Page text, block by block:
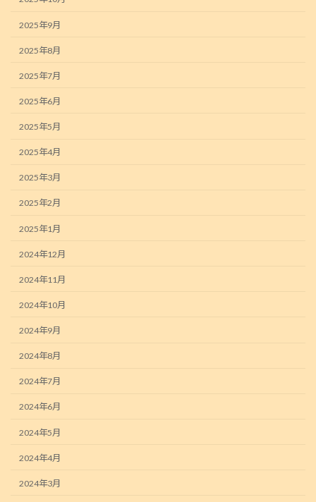
2025年9月
2025年8月
2025年7月
2025年6月
2025年5月
2025年4月
2025年3月
2025年2月
2025年1月
2024年12月
2024年11月
2024年10月
2024年9月
2024年8月
2024年7月
2024年6月
2024年5月
2024年4月
2024年3月